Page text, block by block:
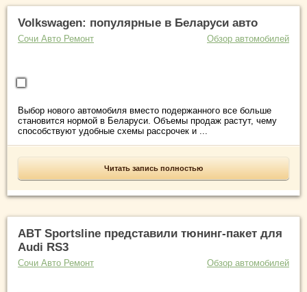
Volkswagen: популярные в Беларуси авто
Сочи Авто Ремонт Обзор автомобилей
Выбор нового автомобиля вместо подержанного все больше
становится нормой в Беларуси. Объемы продаж растут, чему
способствуют удобные схемы рассрочек и ...
Читать запись полностью
ABT Sportsline представили тюнинг-пакет для
Audi RS3
Сочи Авто Ремонт Обзор автомобилей